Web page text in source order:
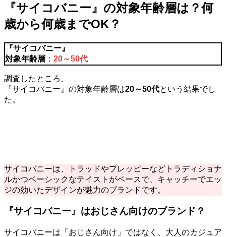
『サイコバニー』の対象年齢層は？何
歳から何歳までOK？
『サイコバニー 』
対象年齢層 ： 20～50代
調査したところ、
『サイコバニー』の対象年齢層は20～50代という結果でし
た。
サイコバニーは、トラッドやプレッピーなどトラディショナ
ルかつベーシックなテイストがベースで、キャッチーでエッ
ジの効いたデザインが魅力のブランドです。
『サイコバニー』はおじさん向けのブランド？
サイコバニーは「おじさん向け」ではなく、大人のカジュア